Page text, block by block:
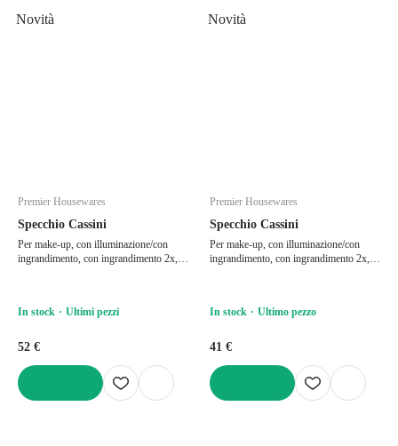
Novità
Premier Housewares
Specchio Cassini
Per make-up, con illuminazione/con
ingrandimento, con ingrandimento 2x,
In stock Ultimi pezzi
52 €
Novità
Premier Housewares
Specchio Cassini
Per make-up, con illuminazione/con
ingrandimento, con ingrandimento 2x, ø
In stock Ultimo pezzo
41 €